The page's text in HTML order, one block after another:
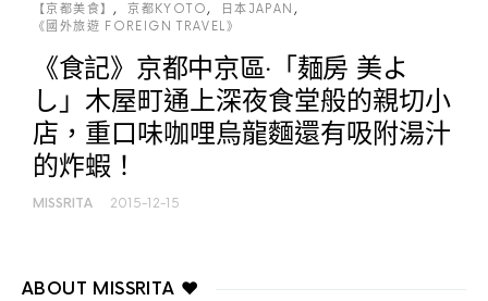
【京都美食】 京都KYOTO
日本JAPAN
《國外旅遊 FOREIGN TRAVEL》
《食記》京都中京區‧「麺房 美よ
し」木屋町通上深夜食堂般的親切小
店，重口味咖哩烏龍麵還有吸附湯汁
的炸蝦！
MISSRITA 2015-12-15
ABOUT MISSRITA ♥